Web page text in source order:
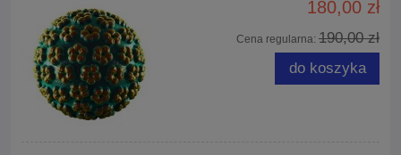
180,00 zł
Cena regularna: 190,00 zł
do koszyka